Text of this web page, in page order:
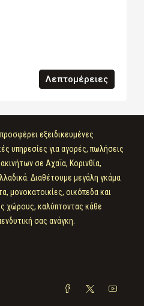
Λεπτομέρειες
εξειδικευμένες
υπηρεσίες για αγορές, πωλήσεις
σε Αχαΐα, Κορινθία,
Διαθέτουμε μεγάλη γκάμα
μονοκατοικίες, οικόπεδα και
χώρους, καλύπτοντας κάθε
σας ανάγκη.